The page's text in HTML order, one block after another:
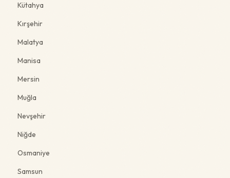
Kütahya
Kırşehir
Malatya
Manisa
Mersin
Muğla
Nevşehir
Niğde
Osmaniye
Samsun